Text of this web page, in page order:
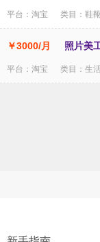
平台：淘宝 类目：鞋
￥3000/月 照片美
平台：淘宝 类目：生